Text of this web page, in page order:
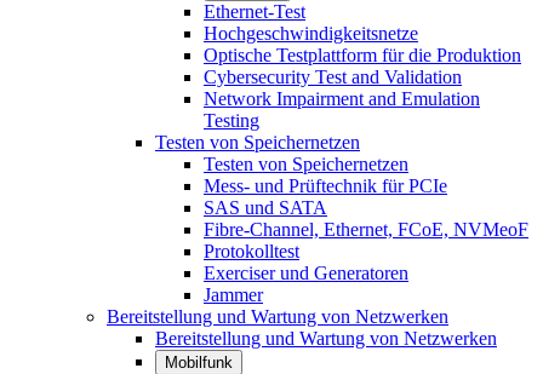
Ethernet-Test
Hochgeschwindigkeitsnetze
Optische Testplattform für die Produktion
Cybersecurity Test and Validation
Network Impairment and Emulation
Testing
Testen von Speichernetzen
Testen von Speichernetzen
Mess- und Prüftechnik für PCIe
SAS und SATA
Fibre-Channel, Ethernet, FCoE, NVMeoF
Protokolltest
Exerciser und Generatoren
Jammer
Bereitstellung und Wartung von Netzwerken
Bereitstellung und Wartung von Netzwerken
Mobilfunk